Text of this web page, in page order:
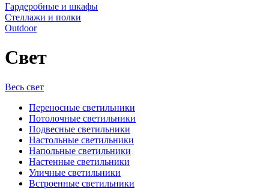
Гардеробные и шкафы
Стеллажи и полки
Outdoor
Свет
Весь свет
Переносные светильники
Потолочные светильники
Подвесные светильники
Настольные светильники
Напольные светильники
Настенные светильники
Уличные светильники
Встроенные светильники